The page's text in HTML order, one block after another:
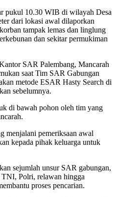
pukul 10.30 WIB di wilayah Desa
dari lokasi awal dilaporkan
tampak lemas dan linglung
dan sekitar permukiman
SAR Palembang, Mancarah
saat Tim SAR Gabungan
metode ESAR Hasty Search di
sebelumnya.
di bawah pohon oleh tim yang
menjalani pemeriksaan awal
kepada pihak keluarga untuk
sejumlah unsur SAR gabungan,
TNI, Polri, relawan hingga
proses pencarian.